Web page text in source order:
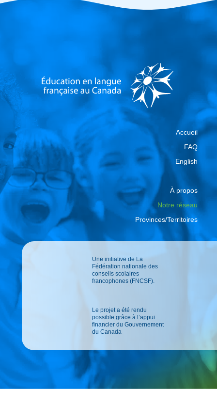
Accueil
FAQ
English
À propos
Notre réseau
Provinces/Territoires
Une initiative de La
Fédération nationale des
conseils scolaires
francophones (FNCSF).
Le projet a été rendu
possible grâce à l’appui
financier du Gouvernement
du Canada